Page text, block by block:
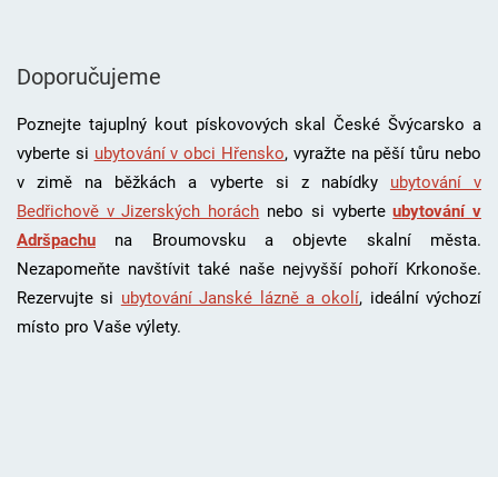
Doporučujeme
Poznejte tajuplný kout pískovových skal České Švýcarsko a
vyberte si ubytování v obci Hřensko, vyražte na pěší tůru nebo
v zimě na běžkách a vyberte si z nabídky ubytování v
Bedřichově v Jizerských horách nebo si vyberteubytování v
Adršpachu
na Broumovsku a objevte skalní města.
Nezapomeňte navštívit také naše nejvyšší pohoří Krkonoše.
Rezervujte si ubytování Janské lázně a okolí, ideální výchozí
místo pro Vaše výlety.